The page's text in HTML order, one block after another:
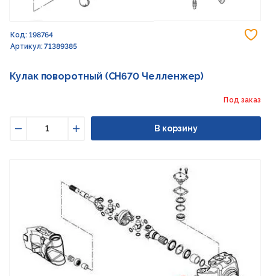
Код: 198764
Артикул: 71389385
Кулак поворотный (CH670 Челленжер)
Под заказ
Увеличить
В корзину